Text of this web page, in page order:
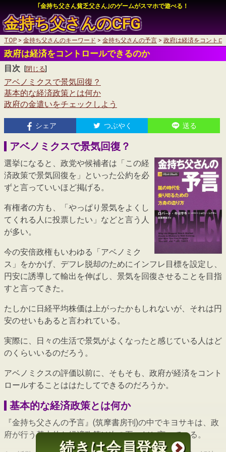
｢金持ち父さん貧乏父さん｣のゲームがスマホで遊べる！
金持ち父さんのCFG
TOP 金持ち父さんのキーワード 金持ち父さんの予言 政府は経済をコントロ
政府は経済をコントロールできるのか
目次 閉じる
アベノミクスで景気回復？
基本的な経済政策とは何か
政府の金遣いをチェックしよう
シェア つぶやく 送る
アベノミクスで景気回復？
選挙になると、政党や候補者は「この経
済政策で景気回復を」といった公約を必
ずと言っていいほど掲げる。
有権者の方も、「やっぱり景気をよくし
てくれる人に投票したい」などと言う人
が多い。
今の安倍政権もいわゆる「アベノミク
ス」をかかげ、デフレ脱却のためにインフレ目標を設定し、
円安に誘導して輸出を伸ばし、景気を回復させることを目指
すと言ってきた。
たしかに日経平均株価は上がったかもしれないが、それは円
安のせいもあると言われている。
実際に、日々の生活で景気がよくなったと感じている人はど
のくらいいるのだろう。
アベノミクスの評価以前に、そもそも、政府が経済をコント
ロールすることははたしてできるのだろうか。
基本的な経済政策とは何か
『金持ち父さんの予言』(筑摩書房刊)の中でキヨサキは、政
府が行う基本的な経済政策は次の五つだと言っている。
続きは会員登録
My SoftBankログイン
auかんたん決済